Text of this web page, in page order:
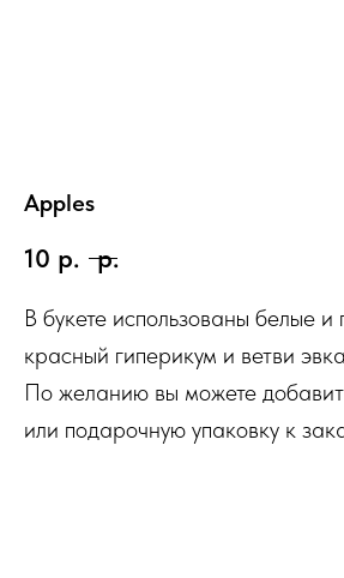
Apples
10 р. р.
В букете использованы белые и
красный гиперикум и ветви
По желанию вы можете
или подарочную упаковку к